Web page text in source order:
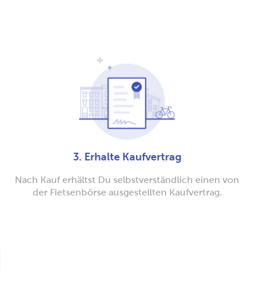
3. Erhalte Kaufvertrag
Nach Kauf erhältst Du selbstverständlich einen von
der Fietsenbörse ausgestellten Kaufvertrag.